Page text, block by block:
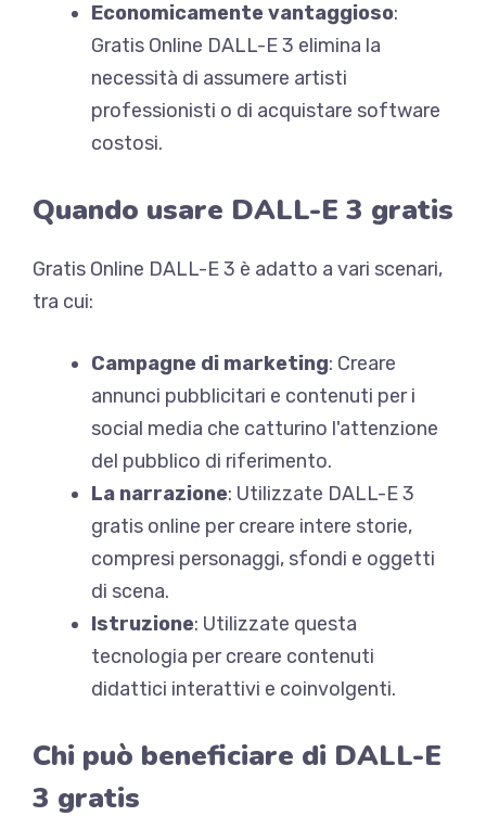
Economicamente vantaggioso:
Gratis Online DALL-E 3 elimina la
necessità di assumere artisti
professionisti o di acquistare software
costosi.
Quando usare DALL-E 3 gratis
Gratis Online DALL-E 3 è adatto a vari scenari,
tra cui:
Campagne di marketing: Creare
annunci pubblicitari e contenuti per i
social media che catturino l'attenzione
del pubblico di riferimento.
La narrazione: Utilizzate DALL-E 3
gratis online per creare intere storie,
compresi personaggi, sfondi e oggetti
di scena.
Istruzione: Utilizzate questa
tecnologia per creare contenuti
didattici interattivi e coinvolgenti.
Chi può beneficiare di DALL-E
3 gratis